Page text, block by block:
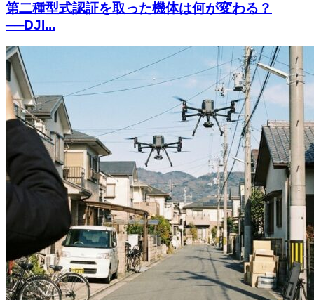
第二種型式認証を取った機体は何が変わる？
──DJI...